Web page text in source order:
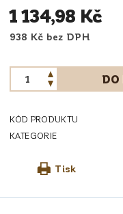
1 134,98 Kč
938 Kč bez DPH
KÓD PRODUKTU
KATEGORIE
Tisk